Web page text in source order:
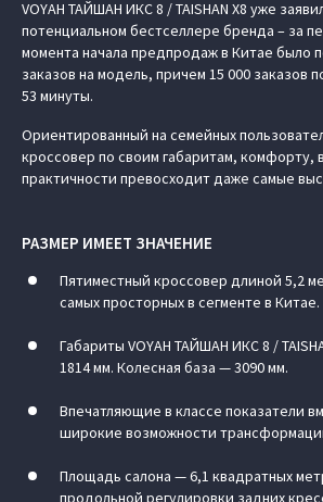
VOYAH ТАЙШАН ИКС 8 / TAISHAN X8 уже
потенциальном бестселлере бренда – за
момента начала предпродаж в Китае было
заказов на модель, причем 15 000 заказов
53 минуты.
Ориентированный на семейных
кроссовер по своим габаритам, комфорту,
практичности превосходит даже самые
РАЗМЕР ИМЕЕТ ЗНАЧЕНИЕ
Пятиместный кроссовер длиной 5,2
самых просторных в сегменте в Китае.
Габариты VOYAH ТАЙШАН ИКС 8 /
1814 мм. Колесная база — 3090 мм.
Впечатляющие в классе показатели
широкие возможности
Площадь салона — 6,1 квадратных